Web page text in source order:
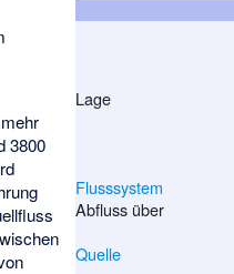
Lage
Flusssystem
Abfluss über
Quelle
3800